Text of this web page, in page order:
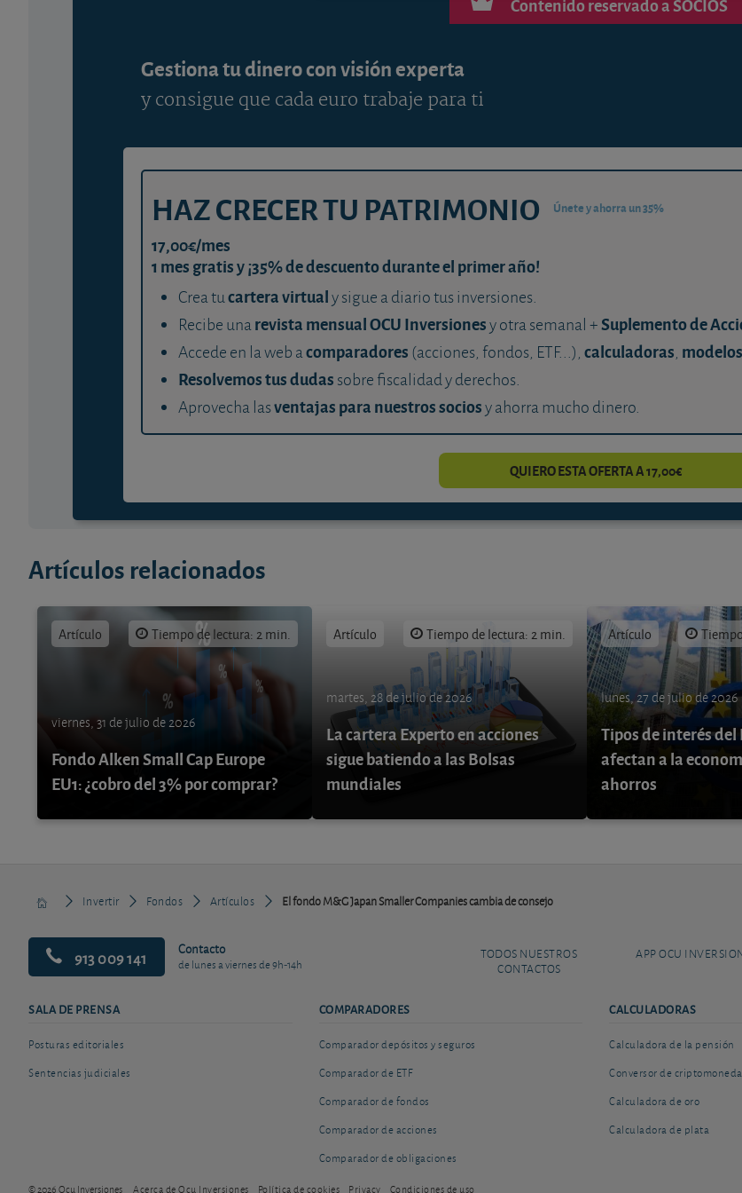
Gestiona tu dinero con visión experta
y consigue que cada euro trabaje para ti
HAZ CRECER TU PATRIMONIO Únete y ahorra un 35%
17,00€/mes
1 mes gratis y ¡35% de descuento durante el primer año!
Crea tucartera virtualy sigue a diario tus inversiones.
Recibe unarevista mensual OCU Inversionesy otra semanal +Suplemento de
Accede en la web acomparadores (acciones, fondos, ETF...), calculadoras,
Resolvemos tus dudas sobre fiscalidad y derechos.
Aprovecha lasventajas para nuestros sociosy ahorra mucho dinero.
QUIERO ESTA OFERTA A 17,00€
Artículos relacionados
Artículo Tiempo de lectura: 2 min.
viernes, 31 de julio de 2026
Fondo Alken Small Cap Europe
EU1: ¿cobro del 3% por comprar?
Artículo Tiempo de lectura: 2 min.
martes, 28 de julio de 2026
La cartera Experto en acciones
sigue batiendo a las Bolsas
mundiales
Artículo
lunes, 27 de julio de 2026
Tipos de interés del
afectan a la
ahorros
Invertir Fondos Artículos El fondo M&G Japan Smaller Companies cambia de consejo
913 009 141 Contacto
de lunes a viernes de 9h-14h
TODOS NUESTROS
CONTACTOS
APP OCU
SALA DE PRENSA
Posturas editoriales
Sentencias judiciales
COMPARADORES
Comparador depósitos y seguros
Comparador de ETF
Comparador de fondos
Comparador de acciones
Comparador de obligaciones
CALCULADORAS
Calculadora de la pensión
Conversor de
Calculadora de oro
Calculadora de plata
© 2026 Ocu Inversiones Acerca de Ocu Inversiones Política de cookies Privacy Condiciones de uso